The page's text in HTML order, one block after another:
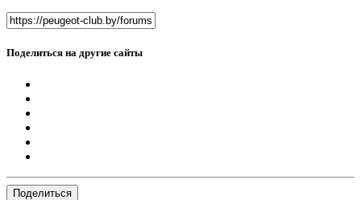
Поделиться на другие сайты
Поделиться